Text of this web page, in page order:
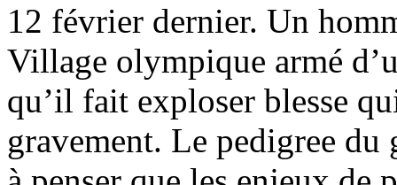
12 février dernier. Un
Village olympique armé
qu’il fait exploser blesse
gravement. Le pedigree du